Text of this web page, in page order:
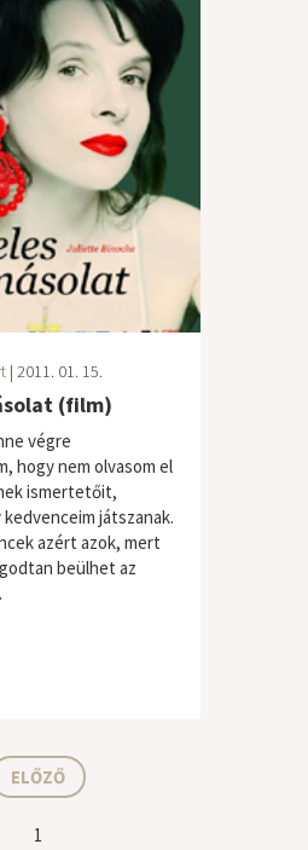
| 2011. 01. 15.
(film)
végre
hogy nem olvasom el
ismertetőit,
játszanak.
azért azok, mert
beülhet az
ELŐZŐ
1